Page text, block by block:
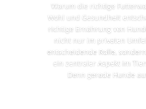
Warum die richtige
Wohl und Gesundheit
richtige Ernährung von
nicht nur im privaten
entscheidende Rolle,
ein zentraler Aspekt im
Denn gerade Hunde